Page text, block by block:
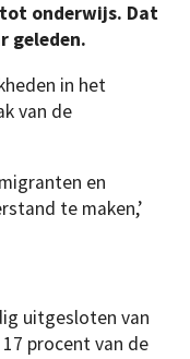
onderwijs. Dat
geleden.
in het
van de
en
te maken,’
uitgesloten van
procent van de